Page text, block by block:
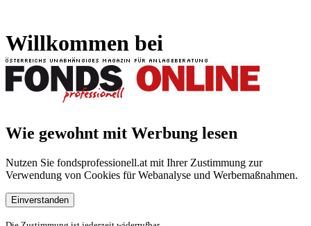
Willkommen bei
Wie gewohnt mit Werbung lesen
Nutzen Sie fondsprofessionell.at mit Ihrer Zustimmung zur
Verwendung von Cookies für Webanalyse und Werbemaßnahmen.
Einverstanden